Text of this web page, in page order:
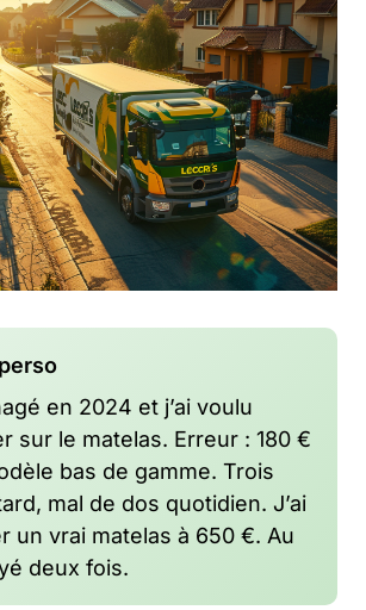
en 2024 et j’ai voulu
sur le matelas. Erreur : 180 €
bas de gamme. Trois
mal de dos quotidien. J’ai
un vrai matelas à 650 €. Au
deux fois.